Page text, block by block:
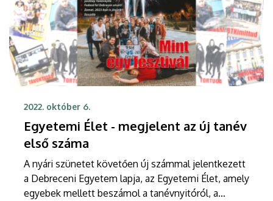
2022. október 6.
Egyetemi Élet - megjelent az új tanév
első száma
A nyári szünetet követően új számmal jelentkezett
a Debreceni Egyetem lapja, az Egyetemi Élet, amely
egyebek mellett beszámol a tanévnyitóról, a